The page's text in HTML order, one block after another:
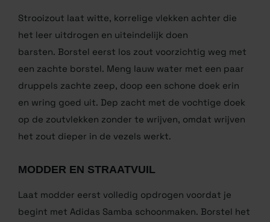
ZOUTVLEKKEN AANPAKKEN
Strooizout laat witte, korrelige vlekken achter die
het leer uitdrogen en uiteindelijk doen
barsten. Borstel eerst los zout voorzichtig weg met
een zachte borstel. Meng lauw water met een paar
druppels zachte zeep, doop een schone doek erin
op de zoutvlekken zonder te wrijven, omdat wrijven
MODDER EN STRAATVUIL